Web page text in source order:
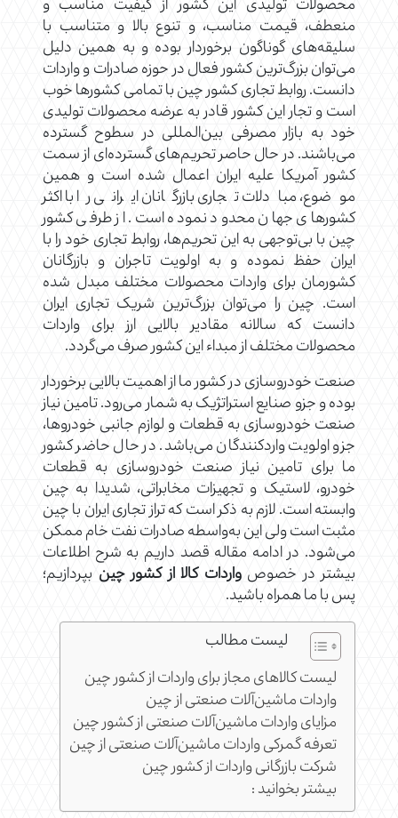
محصولات تولیدی این کشور از کیفیت مناسب و
منعطف، قیمت مناسب، و تنوع بالا و متناسب با
سلیقه‌های گوناگون برخوردار بوده و به همین دلیل
می‌توان بزرگ‌ترین کشور فعال در حوزه صادرات و واردات
دانست. روابط تجاری کشور چین با تمامی کشورها خوب
است و تجار این کشور قادر به عرضه محصولات تولیدی
خود به بازار مصرفی بین‌المللی در سطوح گسترده
می‌باشند. در حال حاصر تحریم‌های گسترده‌ای از سمت
کشور آمریکا علیه ایران اعمال شده است و همین
موضوع، مبادلات تجاری بازرگانان ایرانی را با اکثر
کشورهای جهان محدود نموده است. از طرفی کشور
چین با بی‌توجهی به این تحریم‌ها، روابط تجاری خود را با
ایران حفظ نموده و به اولویت تاجران و بازرگانان
کشورمان برای واردات محصولات مختلف مبدل شده
است. چین را می‌توان بزرگ‌ترین شریک تجاری ایران
دانست که سالانه مقادیر بالایی ارز برای واردات
محصولات مختلف از مبداء این کشور صرف می‌گردد.
صنعت خودروسازی در کشور ما از اهمیت بالایی برخوردار
بوده و جزو صنایع استراتژیک به شمار می‌رود. تامین نیاز
صنعت خودروسازی به قطعات و لوازم جانبی خودروها،
جزو اولویت واردکنندگان می‌باشد. در حال حاضر کشور
ما برای تامین نیاز صنعت خودروسازی به قطعات
خودرو، لاستیک و تجهیزات مخابراتی، شدیدا به چین
وابسته است. لازم به ذکر است که تراز تجاری ایران با چین
مثبت است ولی این به‌واسطه صادرات نفت خام ممکن
می‌شود. در ادامه مقاله قصد داریم به شرح اطلاعات
بیشتر در خصوصواردات کالا از کشور چین بپردازیم؛
پس با ما همراه باشید.
لیست مطالب
لیست کالاهای مجاز برای واردات از کشور چین
واردات ماشین‌آلات صنعتی از چین
مزایای واردات ماشین‌آلات صنعتی از کشور چین
تعرفه گمرکی واردات ماشین‌آلات صنعتی از چین
شرکت بازرگانی واردات از کشور چین
بیشتر بخوانید :